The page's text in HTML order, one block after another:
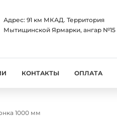
Адрес: 91 км МКАД. Территория
Мытищинской Ярмарки, ангар №15
КОНТАКТЫ ОПЛАТА
1000 мм